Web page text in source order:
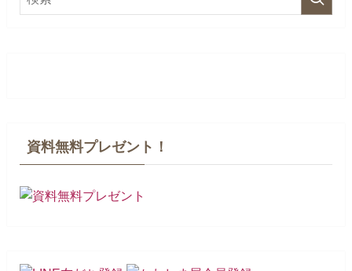
資料無料プレゼント！